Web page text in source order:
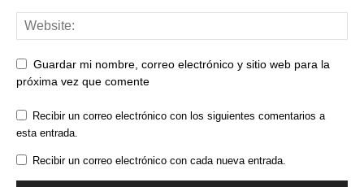
Guardar mi nombre, correo electrónico y sitio web para la
próxima vez que comente
Recibir un correo electrónico con los siguientes comentarios a
esta entrada.
Recibir un correo electrónico con cada nueva entrada.